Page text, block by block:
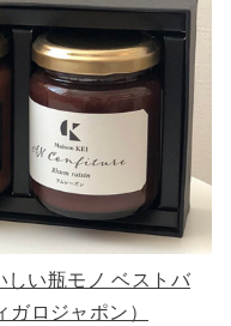
しい瓶モノ ベストバ
ロジャポン）